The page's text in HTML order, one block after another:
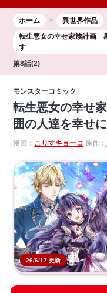
ホーム
異世界作品
転生悪女の幸せ家族計画
す
第8話(2)
モンスターコミック
転生悪女の幸せ
囲の人達を幸せ
漫画： こりすキョーコ 原作：
26/6/17 更新